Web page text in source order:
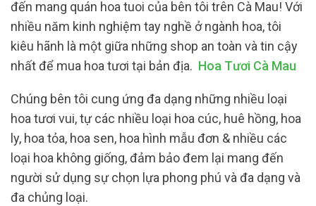
đến mang quán hoa tuoi của bên tôi trên Cà Mau! Với
nhiều năm kinh nghiệm tay nghề ở ngành hoa, tôi
kiêu hãnh là một giữa những shop an toàn và tin cậy
nhất để mua hoa tươi tại bản địa. Hoa Tươi Cà Mau
Chúng bên tôi cung ứng đa dạng những nhiều loại
hoa tươi vui, tự các nhiều loại hoa cúc, huê hồng, hoa
ly, hoa tỏa, hoa sen, hoa hình mẫu đơn & nhiều các
loại hoa không giống, đảm bảo đem lại mang đến
người sử dụng sự chọn lựa phong phú và đa dạng và
đa chủng loại.